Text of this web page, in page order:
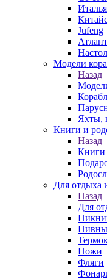
Jufeng
Атлант
Модели
Назад
Яхты,
Книги и
Назад
Книги
Для отдыха
Назад
Для
Ножи
Фляги